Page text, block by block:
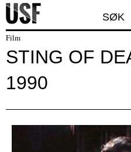
SØK
Film
STING OF
1990